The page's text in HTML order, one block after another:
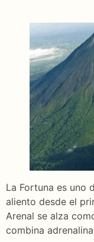
La Fortuna es uno
aliento desde el
Arenal se alza
combina